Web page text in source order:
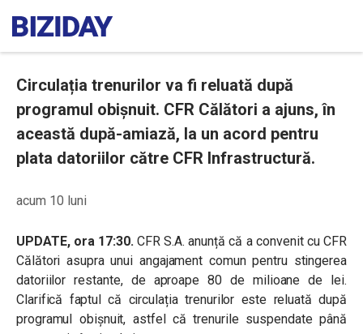
Circulația trenurilor va fi reluată după
programul obișnuit. CFR Călători a ajuns, în
această după-amiază, la un acord pentru
plata datoriilor către CFR Infrastructură.
acum 10 luni
UPDATE, ora 17:30.CFR S.A. anunțăcă a convenit cu CFR
Călători asupra unui angajament comun pentru stingerea
datoriilor restante, de aproape 80 de milioane de lei.
Clarifică faptul că circulația trenurilor este reluată după
programul obișnuit, astfel că trenurile suspendate până